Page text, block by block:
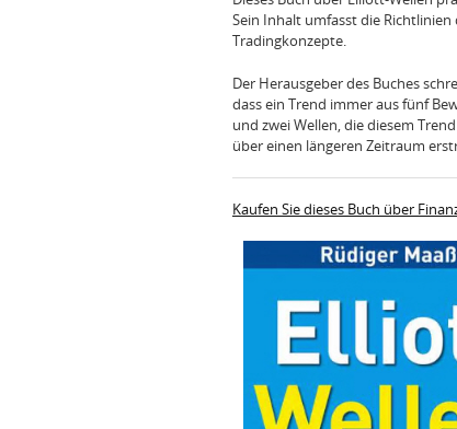
Sein Inhalt umfasst die
Tradingkonzepte.
Der Herausgeber des Buches
dass ein Trend immer aus fünf
und zwei Wellen, die diesem
über einen längeren Zeitraum
Kaufen Sie dieses Buch über